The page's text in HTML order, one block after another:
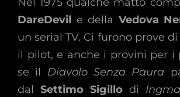
DareDevil e della Vedova
un serial TV. Ci furono prove
il pilot, e anche i provini per i
se il Diavolo Senza Paura
dal Settimo Sigillo di